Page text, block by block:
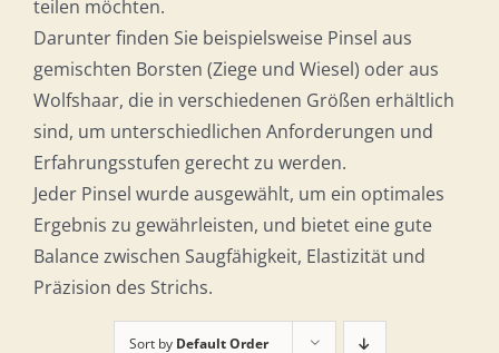
teilen möchten.
Darunter finden Sie beispielsweise Pinsel aus
gemischten Borsten (Ziege und Wiesel) oder aus
Wolfshaar, die in verschiedenen Größen erhältlich
sind, um unterschiedlichen Anforderungen und
Erfahrungsstufen gerecht zu werden.
Jeder Pinsel wurde ausgewählt, um ein optimales
Ergebnis zu gewährleisten, und bietet eine gute
Balance zwischen Saugfähigkeit, Elastizität und
Präzision des Strichs.
Sort by Default Order